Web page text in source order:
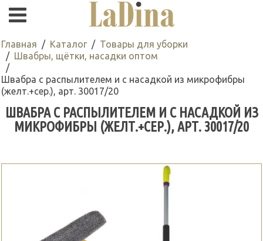
Главная Каталог
Товары для уборки
Швабры, щётки, насадки оптом
Швабра с распылителем и с насадкой из микрофибры
(желт.+сер.), арт. 30017/20
ШВАБРА С РАСПЫЛИТЕЛЕМ И С НАСАДКОЙ ИЗ
МИКРОФИБРЫ (ЖЕЛТ.+СЕР.), АРТ. 30017/20